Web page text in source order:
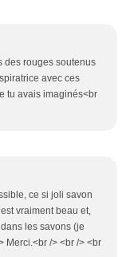
des rouges soutenus
avec ces
tu avais imaginés<br
ce si joli savon
vraiment beau et,
les savons (je
Merci.<br /> <br /> <br